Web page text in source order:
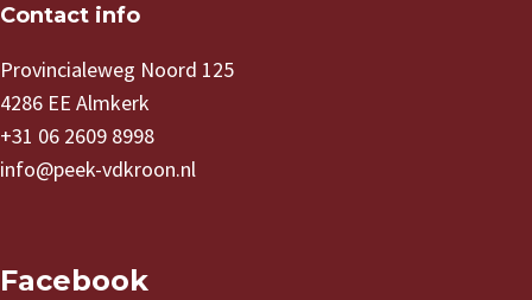
Contact info
Provincialeweg Noord 125
4286 EE Almkerk
+31 06 2609 8998
info@peek-vdkroon.nl
Facebook